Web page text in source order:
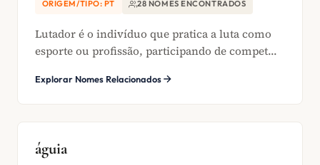
ORIGEM/TIPO: PT 28 NOMES ENCONTRADOS
Lutador é o indivíduo que pratica a luta como
esporte ou profissão, participando de compet...
Explorar Nomes Relacionados
águia